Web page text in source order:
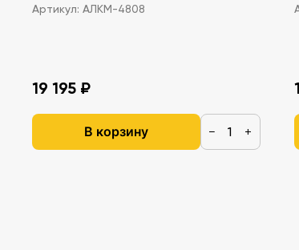
Артикул: АЛКМ-4808
19 195 ₽
В корзину − +